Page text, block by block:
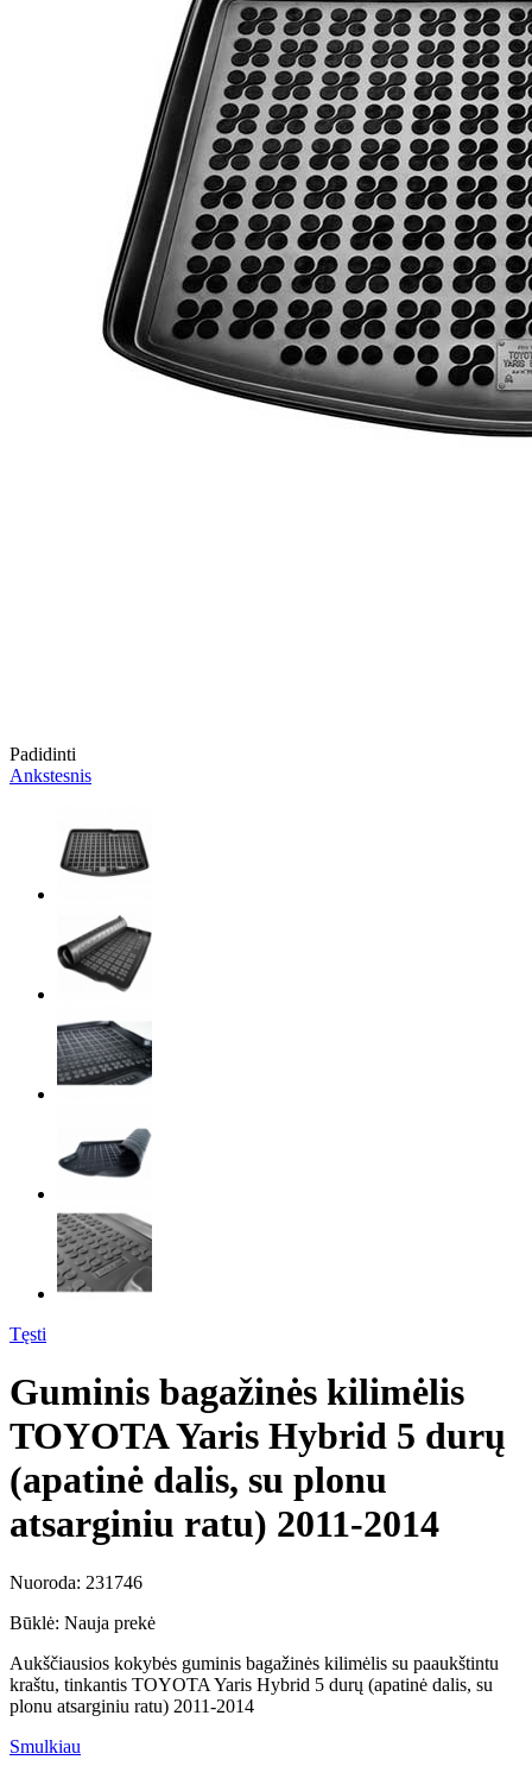
Padidinti
Ankstesnis
Tęsti
Guminis bagažinės kilimėlis
TOYOTA Yaris Hybrid 5 durų
(apatinė dalis, su plonu
atsarginiu ratu) 2011-2014
Nuoroda: 231746
Būklė: Nauja prekė
Aukščiausios kokybės guminis bagažinės kilimėlis su paaukštintu
kraštu, tinkantis TOYOTA Yaris Hybrid 5 durų (apatinė dalis, su
plonu atsarginiu ratu) 2011-2014
Smulkiau